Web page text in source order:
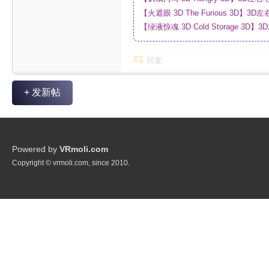
【火遮眼 3D The Furious 3D】3D
网盘
【绿液惊魂 3D Cold Storage 3D】
回复
+ 发新帖
Powered by VRmoli.com
Copyright © vrmoli.com, since 2010.